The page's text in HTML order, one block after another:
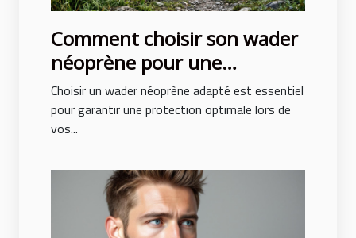
Comment choisir son wader
néoprène pour une
protection optimale ?
Choisir un wader néoprène adapté est essentiel
pour garantir une protection optimale lors de
vos...